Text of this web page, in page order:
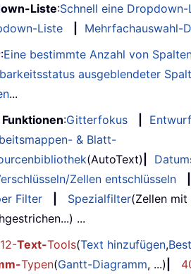
Liste:Schnell eine
Liste
Mehrfachauswahl-
:Eine bestimmte Anzahl von
ausgeblendeter
...
:Gitterfokus
Entwurf
& Blatt-
(AutoText)
Zellen entschlüsseln
Filter Spezialfilter(Zellen
...
12-Text-Tools(Text hinzufügen,
Typen(Gantt-Diagramm, ...)